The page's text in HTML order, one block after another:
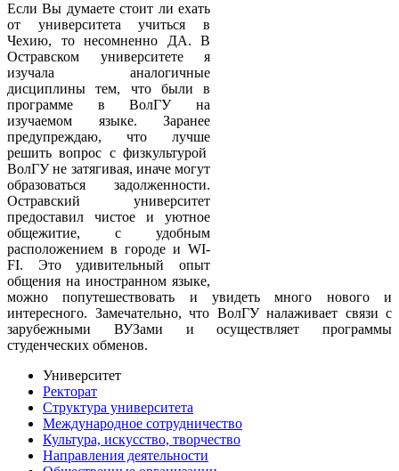
Если Вы думаете стоит ли ехать
от университета учиться в
Чехию, то несомненно ДА. В
Остравском университете я
изучала аналогичные
дисциплины тем, что были в
программе в ВолГУ на
изучаемом языке. Заранее
предупреждаю, что лучше
решить вопрос с физкультурой
ВолГУ не затягивая, иначе могут
образоваться задолженности.
Остравский университет
предоставил чистое и уютное
общежитие, с удобным
расположением в городе и WI-
FI. Это удивительный опыт
общения на иностранном языке,
можно попутешествовать и увидеть много нового и
интересного. Замечательно, что ВолГУ налаживает связи с
зарубежными ВУЗами и осуществляет программы
студенческих обменов.
Университет
Ректорат
Структура университета
Международное сотрудничество
Культура, искусство, творчество
Направления деятельности